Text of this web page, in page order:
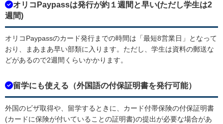
オリコPaypassは発行が約１週間と早い(ただし学生は2
週間)
オリコPaypassのカード発行までの時間は「最短8営業日」となって
おり、まあまあ早い部類に入ります。ただし、学生は資料の郵送な
どがあるので2週間くらいかかります。
留学にも使える（外国語の付保証明書を発行可能）
外国のビザ取得や、留学するときに、カード付帯保険の付保証明書
(カードに保険が付いていることの証明書)の提出が必要な場合があ